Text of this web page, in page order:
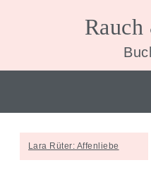
Veranstaltungen
Lara Rüter:
Lara Rüter: Affenliebe